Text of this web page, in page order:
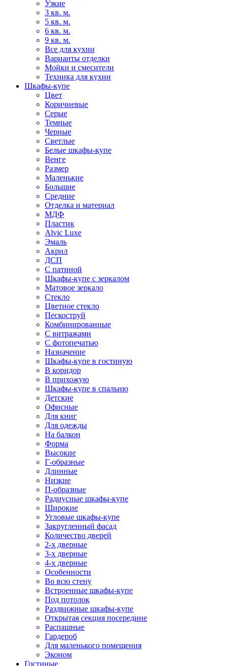
Узкие
3 кв. м.
5 кв. м.
6 кв. м.
9 кв. м.
Все для кухни
Варианты отделки
Мойки и смесители
Техника для кухни
Шкафы-купе
Цвет
Коричневые
Серые
Темные
Черные
Светлые
Белые шкафы-купе
Венге
Размер
Маленькие
Большие
Средние
Отделка и материал
МДФ
Пластик
Alvic Luxe
Эмаль
Акрил
ДСП
С патиной
Шкафы-купе с зеркалом
Матовое зеркало
Стекло
Цветное стекло
Пескоструй
Комбинированные
С витражами
С фотопечатью
Назначение
Шкафы-купе в гостиную
В коридор
В прихожую
Шкафы-купе в спальню
Детские
Офисные
Для книг
Для одежды
На балкон
Форма
Высокие
Г-образные
Длинные
Низкие
П-образные
Радиусные шкафы-купе
Широкие
Угловые шкафы-купе
Закругленный фасад
Количество дверей
2-х дверные
3-х дверные
4-х дверные
Особенности
Во всю стену
Встроенные шкафы-купе
Под потолок
Раздвижные шкафы-купе
Открытая секция посередине
Распашные
Гардероб
Для маленького помещения
Эконом
Гостиные